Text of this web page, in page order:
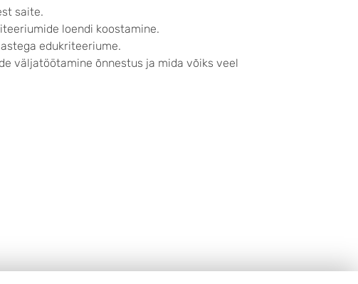
saite.
loendi koostamine.
edukriteeriume.
väljatöötamine õnnestus ja mida võiks veel